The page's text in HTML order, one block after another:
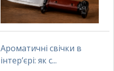
Ароматичні свічки в
інтер’єрі: як с...